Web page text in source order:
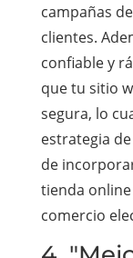
campañas
clientes.
confiable y
que tu sitio
segura, lo
estrategia
de
tienda
comercio